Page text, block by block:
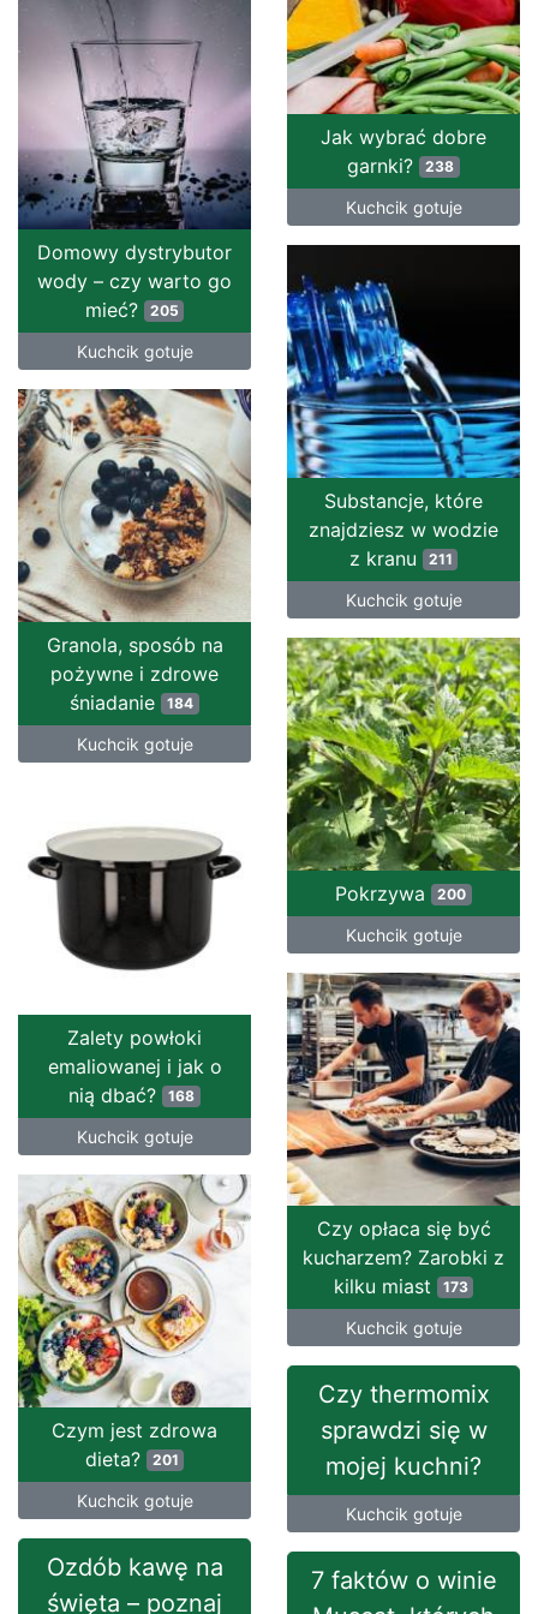
Jak wybrać dobre
garnki? 238
Kuchcik gotuje
Domowy dystrybutor
wody – czy warto go
mieć?
205
Kuchcik gotuje
Substancje, które
znajdziesz w wodzie
z kranu
211
Kuchcik gotuje
Granola, sposób na
pożywne i zdrowe
śniadanie 184
Kuchcik gotuje
Pokrzywa 200
Kuchcik gotuje
Zalety powłoki
emaliowanej i jak o
nią dbać? 168
Kuchcik gotuje
Czy opłaca się być
kucharzem? Zarobki z
kilku miast
173
Kuchcik gotuje
Czym jest zdrowa
dieta?
201
Kuchcik gotuje
Czy thermomix
sprawdzi się w
mojej kuchni?
Kuchcik gotuje
Ozdób kawę na
święta – poznaj
7 faktów o winie